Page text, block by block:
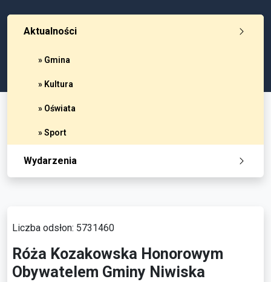
Aktualności
» Gmina
» Kultura
» Oświata
» Sport
Wydarzenia
Liczba odsłon: 5731460
Róża Kozakowska Honorowym
Obywatelem Gminy Niwiska